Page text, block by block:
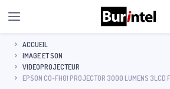
ACCUEIL
IMAGE ET SON
VIDEOPROJECTEUR
EPSON CO-FH01 PROJECTOR 3000 LUMENS 3LCD